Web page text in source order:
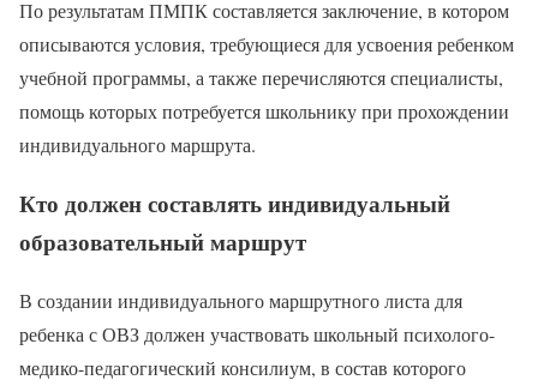
По результатам ПМПК составляется заключение, в котором
описываются условия, требующиеся для усвоения ребенком
учебной программы, а также перечисляются специалисты,
помощь которых потребуется школьнику при прохождении
индивидуального маршрута.
Кто должен составлять индивидуальный
образовательный маршрут
В создании индивидуального маршрутного листа для
ребенка с ОВЗ должен участвовать школьный психолого-
медико-педагогический консилиум, в состав которого